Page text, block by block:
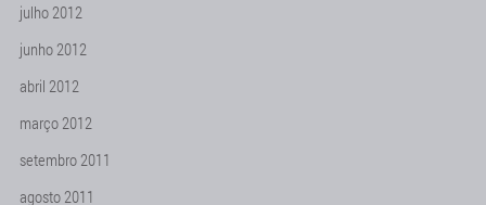
julho 2012
junho 2012
abril 2012
março 2012
setembro 2011
agosto 2011